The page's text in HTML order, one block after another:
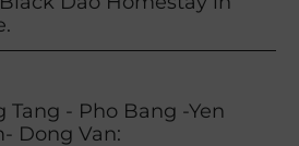
- Pho Bang -Yen
Dong Van: